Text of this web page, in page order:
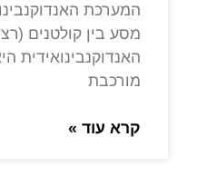
המערכת
מסע בין קולטנים
האנדוקנבינואידית
מורכבת
קרא עוד »